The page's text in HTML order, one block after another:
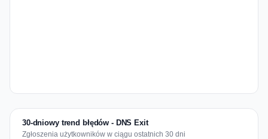
30-dniowy trend błędów - DNS Exit
Zgłoszenia użytkowników w ciągu ostatnich 30 dni